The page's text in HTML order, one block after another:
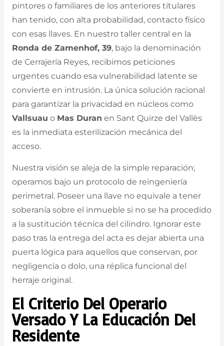
pintores o familiares de los anteriores titulares
han tenido, con alta probabilidad, contacto físico
con esas llaves. En nuestro taller central en la
Ronda de Zamenhof, 39, bajo la denominación
de Cerrajería Reyes, recibimos peticiones
urgentes cuando esa vulnerabilidad latente se
convierte en intrusión. La única solución racional
para garantizar la privacidad en núcleos como
Vallsuau o Mas Duran en Sant Quirze del Vallès
es la inmediata esterilización mecánica del
acceso.
Nuestra visión se aleja de la simple reparación;
operamos bajo un protocolo de reingeniería
perimetral. Poseer una llave no equivale a tener
soberanía sobre el inmueble si no se ha procedido
a la sustitución técnica del cilindro. Ignorar este
paso tras la entrega del acta es dejar abierta una
puerta lógica para aquellos que conservan, por
negligencia o dolo, una réplica funcional del
herraje original.
El Criterio Del Operario
Versado Y La Educación Del
Residente